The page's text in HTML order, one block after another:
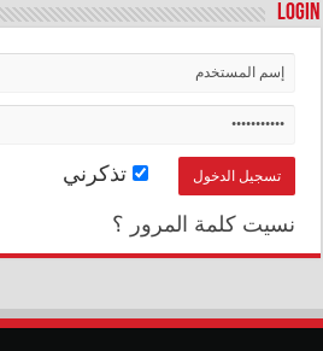
Login
تذكرني
نسيت كلمة المرور ؟